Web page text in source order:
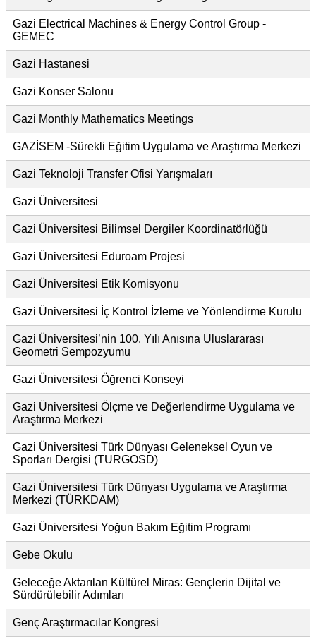
Gazi Electrical Machines & Energy Control Group -
GEMEC
Gazi Hastanesi
Gazi Konser Salonu
Gazi Monthly Mathematics Meetings
GAZİSEM -Sürekli Eğitim Uygulama ve Araştırma Merkezi
Gazi Teknoloji Transfer Ofisi Yarışmaları
Gazi Üniversitesi
Gazi Üniversitesi Bilimsel Dergiler Koordinatörlüğü
Gazi Üniversitesi Eduroam Projesi
Gazi Üniversitesi Etik Komisyonu
Gazi Üniversitesi İç Kontrol İzleme ve Yönlendirme Kurulu
Gazi Üniversitesi’nin 100. Yılı Anısına Uluslararası
Geometri Sempozyumu
Gazi Üniversitesi Öğrenci Konseyi
Gazi Üniversitesi Ölçme ve Değerlendirme Uygulama ve
Araştırma Merkezi
Gazi Üniversitesi Türk Dünyası Geleneksel Oyun ve
Sporları Dergisi (TURGOSD)
Gazi Üniversitesi Türk Dünyası Uygulama ve Araştırma
Merkezi (TÜRKDAM)
Gazi Üniversitesi Yoğun Bakım Eğitim Programı
Gebe Okulu
Geleceğe Aktarılan Kültürel Miras: Gençlerin Dijital ve
Sürdürülebilir Adımları
Genç Araştırmacılar Kongresi